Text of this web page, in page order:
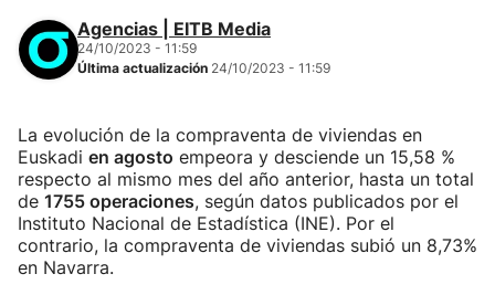
Agencias | EITB Media
24/10/2023 - 11:59
Última actualización 24/10/2023 - 11:59
La evolución de la compraventa de viviendas en
Euskadi en agosto empeora y desciende un 15,58 %
respecto al mismo mes del año anterior, hasta un total
de 1755 operaciones, según datos publicados por el
Instituto Nacional de Estadística (INE). Por el
contrario, la compraventa de viviendas subió un 8,73%
en Navarra.